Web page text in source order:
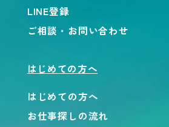
LINE登録
ご相談・お問い合わせ
はじめての方へ
はじめての方へ
お仕事探しの流れ